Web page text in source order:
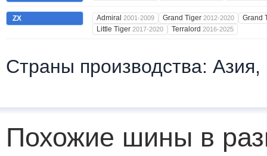
ZX Admiral 2001-2009 Grand Tiger 2012-2020
Grand
Little Tiger 2017-2020 Terralord 2016-2025
Страны производства: Азия,
Похожие шины в